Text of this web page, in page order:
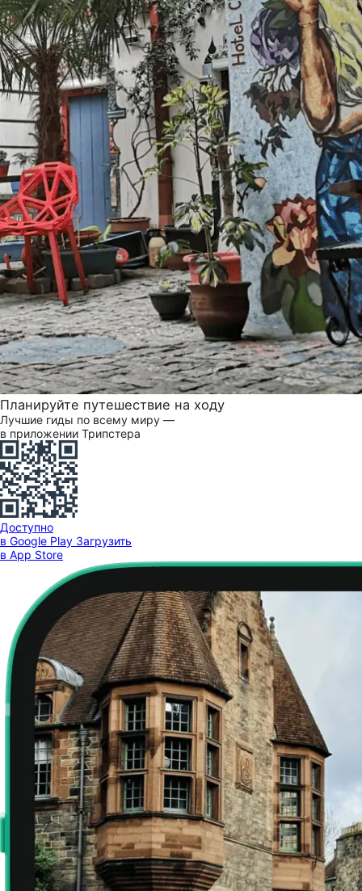
Планируйте путешествие на ходу
Лучшие гиды по всему миру —
в приложении Трипстера
Доступно
в Google Play Загрузить
в App Store